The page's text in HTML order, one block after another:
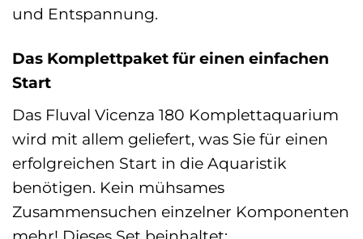
und Entspannung.
Das Komplettpaket für einen einfachen
Start
Das Fluval Vicenza 180 Komplettaquarium
wird mit allem geliefert, was Sie für einen
erfolgreichen Start in die Aquaristik
benötigen. Kein mühsames
Zusammensuchen einzelner Komponenten